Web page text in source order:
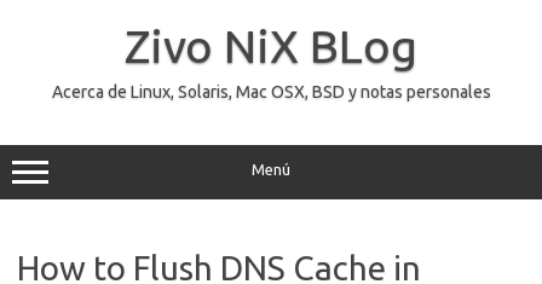
Zivo NiX BLog
Acerca de Linux, Solaris, Mac OSX, BSD y notas personales
Menú
How to Flush DNS Cache in